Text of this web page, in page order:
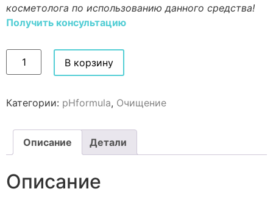
косметолога по использованию данного средства!
Получить консультацию
В корзину
Категории: pHformula, Очищение
Описание Детали
Описание